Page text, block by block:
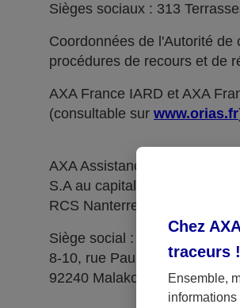
Sièges sociaux : 313
Coordonnées de l'Autorité
procédures de recours et de
AXA France IARD et AXA
(consultable sur www.orias.fr
AXA Assistance France
S.A au capital de 51 429
RCS Nanterre 415 392 724
Siège social :
8-10, rue Paul Vaillant
92240 Malakoff
Chez
traceurs !
Ensemble,